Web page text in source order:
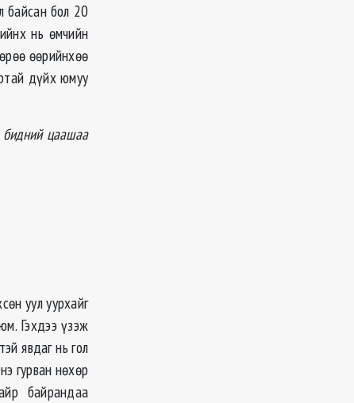
байсан бол 20
нь өмчийн
өөрийнхөө
дүйх юмуу
бидний цаашаа
уул уурхайг
Гэхдээ үзэж
явдаг нь гол
гурван нөхөр
байрандаа